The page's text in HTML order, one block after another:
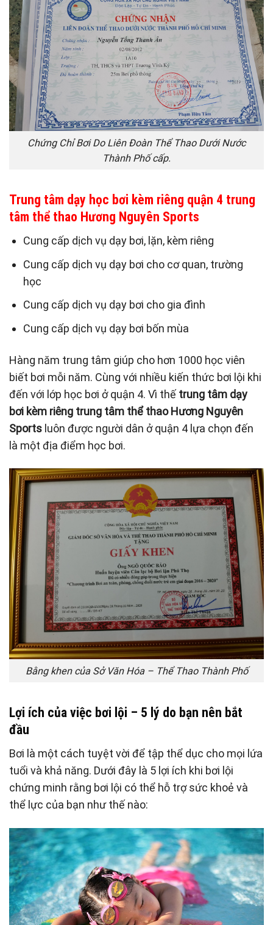
Chứng Chỉ Bơi Do Liên Đoàn Thể Thao Dưới Nước
Thành Phố cấp.
Trung tâm dạy học bơi kèm riêng quận 4 trung
tâm thể thao Hương Nguyên Sports
Cung cấp dịch vụ dạy bơi, lặn, kèm riêng
Cung cấp dịch vụ dạy bơi cho cơ quan, trường
học
Cung cấp dịch vụ dạy bơi cho gia đình
Cung cấp dịch vụ dạy bơi bốn mùa
Hàng năm trung tâm giúp cho hơn 1000 học viên
biết bơi mỗi năm. Cùng với nhiều kiến thức bơi lội khi
đến với lớp học bơi ở quận 4. Vì thếtrung tâm dạy
bơi kèm riêng trung tâm thể thao Hương Nguyên
Sports luôn được người dân ở quận 4 lựa chọn đến
là một địa điểm học bơi.
Bằng khen của Sở Văn Hóa – Thể Thao Thành Phố
Lợi ích của việc bơi lội – 5 lý do bạn nên bắt
đầu
Bơi là một cách tuyệt vời để tập thể dục cho mọi lứa
tuổi và khả năng. Dưới đây là 5 lợi ích khi bơi lội
chứng minh rằng bơi lội có thể hỗ trợ sức khoẻ và
thể lực của bạn như thế nào: